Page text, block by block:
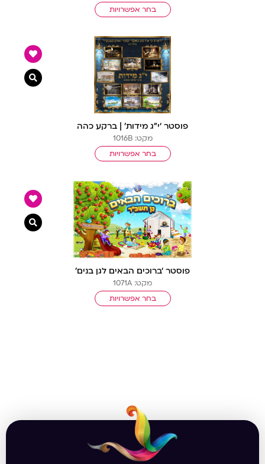
בחר אפשרויות
פוסטר ‘י”ג מידות’ | ברקע כהה
מקט: 1016B
בחר אפשרויות
צפייה
פוסטר ‘ברוכים הבאים לגן בנים’
מקט: 1071A
בחר אפשרויות
צפייה